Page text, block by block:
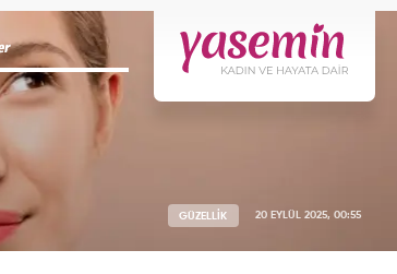
GÜZELLİK 20 EYLÜL 2025, 00:55